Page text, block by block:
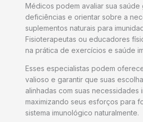
Médicos podem avaliar sua saúde
deficiências e orientar sobre a
suplementos naturais para
Fisioterapeutas ou educadores
na prática de exercícios e saúde
Esses especialistas podem
valioso e garantir que suas
alinhadas com suas necessidades
maximizando seus esforços para
sistema imunológico naturalmente.